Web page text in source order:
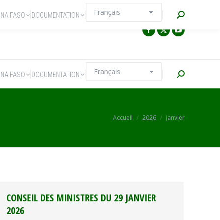
FASO DOCUMENTATION Recherche
Vous êtes ici :
Accueil 2026 janvier
CONSEIL DES MINISTRES DU 29 JANVIER
2026
FASO DOCUMENTATION Recherche